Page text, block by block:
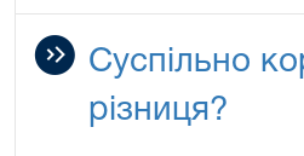
Суспільно
різниця?